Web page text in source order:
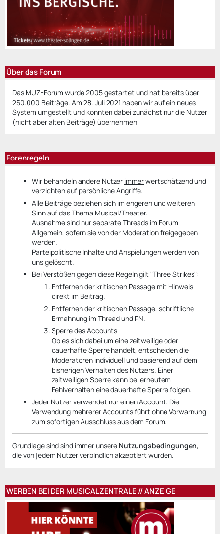
Über das Forum
Das MUZ-Forum wurde 2005 gestartet und hat bereits über
250.000 Beiträge. Am 28. Juli 2021 haben wir auf ein neues
System umgestellt und konnten dabei zunächst nur die Nutzer
(nicht aber alten Beiträge) übernehmen.
Forenregeln
Wir behandeln andere Nutzer immerwertschätzend und
verzichten auf persönliche Angriffe.
Alle Beiträge beziehen sich im engeren und weiteren
Sinn auf das Thema Musical/Theater.
Ausnahme sind nur separate Threads im Forum
Allgemein, sofern sie von der Moderation freigegeben
werden.
Parteipolitische Inhalte und Anspielungen werden von
uns gelöscht.
Bei Verstößen gegen diese Regeln gilt "Three Strikes":
Entfernen der kritischen Passage mit Hinweis
direkt im Beitrag.
Entfernen der kritischen Passage, schriftliche
Ermahnung im Thread und PN.
Sperre des Accounts
Ob es sich dabei um eine zeitweilige oder
dauerhafte Sperre handelt, entscheiden die
Moderatoren individuell und basierend auf dem
bisherigen Verhalten des Nutzers. Einer
zeitweiligen Sperre kann bei erneutem
Fehlverhalten eine dauerhafte Sperre folgen.
Jeder Nutzer verwendet nureinenAccount. Die
Verwendung mehrerer Accounts führt ohne Vorwarnung
zum sofortigen Ausschluss aus dem Forum.
Grundlage sind sind immer unsere Nutzungsbedingungen,
die von jedem Nutzer verbindlich akzeptiert wurden.
WERBEN BEI DER MUSICALZENTRALE // ANZEIGE